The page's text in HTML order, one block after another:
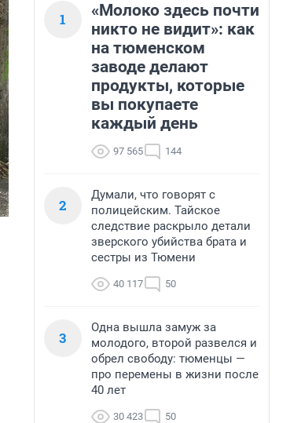
1
«Молоко здесь почти
никто не видит»: как
на тюменском
заводе делают
продукты, которые
вы покупаете
каждый день
97 565 144
2
Думали, что говорят с
полицейским. Тайское
следствие раскрыло детали
зверского убийства брата и
сестры из Тюмени
40 117 50
3
Одна вышла замуж за
молодого, второй развелся и
обрел свободу: тюменцы —
про перемены в жизни после
40 лет
30 423 50